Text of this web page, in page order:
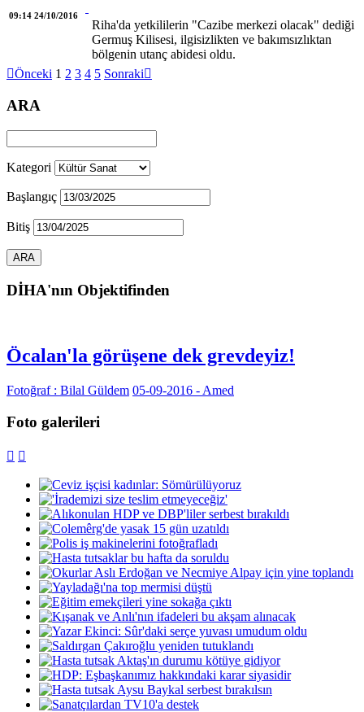
09:14 24/10/2016
Riha'da yetkililerin "Cazibe merkezi olacak" dediği
Germuş Kilisesi, ilgisizlikten ve bakımsızlıktan
bölgenin utanç abidesi oldu.
Önceki 1 2 3 4 5 Sonraki
ARA
Kategori
Başlangıç
Bitiş
DİHA'nın Objektifinden
Öcalan'la görüşene dek grevdeyiz!
Fotoğraf : Bilal Güldem 05-09-2016 - Amed
Foto galerileri
 